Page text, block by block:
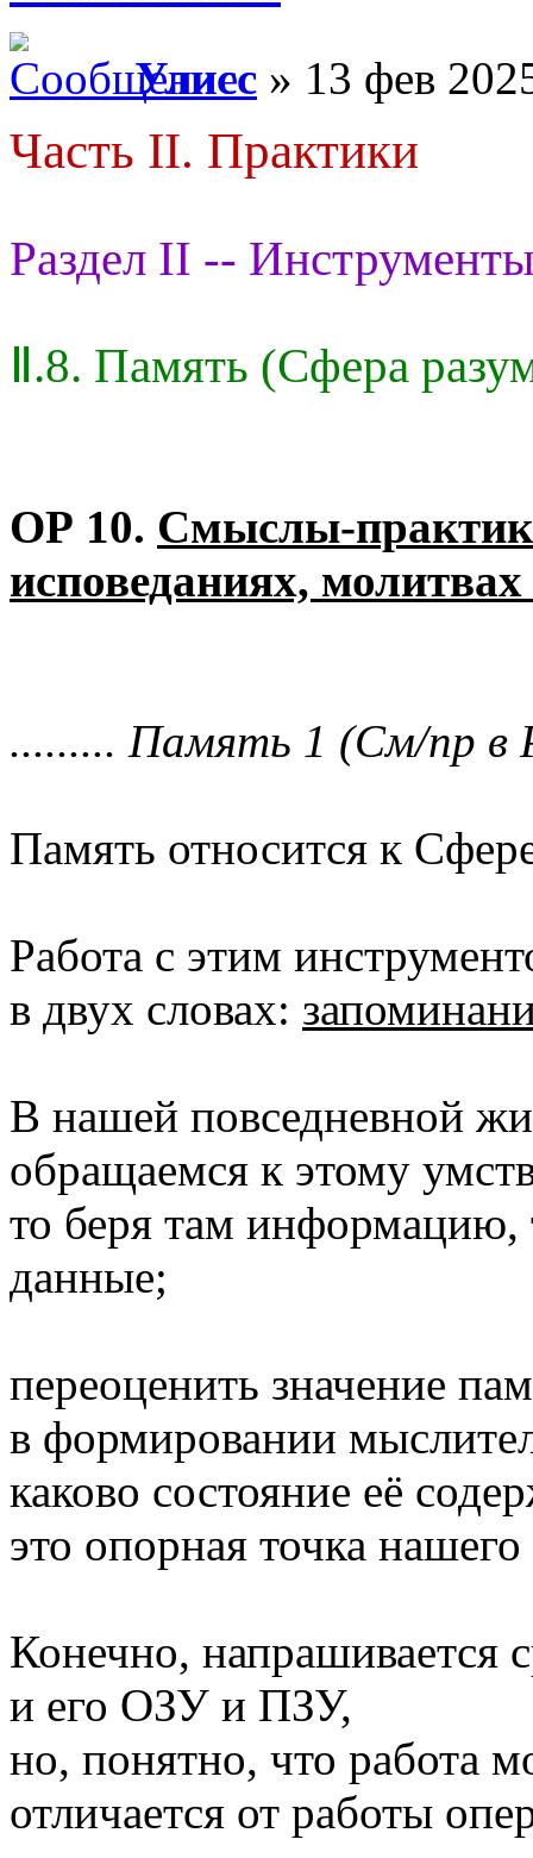
Улисс » 13 фев
Часть II. Практики
Раздел II --
Ⅱ.8. Память (Сфера
ОР 10. Смыслы-практик
исповеданиях,
......... Память 1 (См/пр в
Память относится к
Работа с этим
в двух словах:
В нашей повседневной
обращаемся к этому
то беря там информацию,
данные;
переоценить значение
в формировании
каково состояние её
это опорная точка
Конечно, напрашивается
и его ОЗУ и ПЗУ,
но, понятно, что работа
отличается от работы